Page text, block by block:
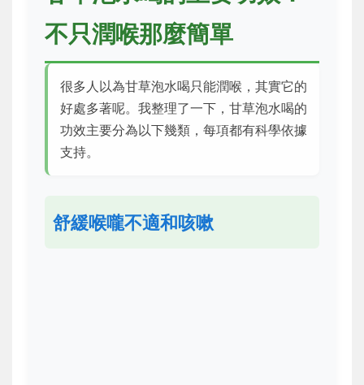
不只潤喉那麼簡單
很多人以為甘草泡水喝只能潤喉，其實它的
好處多著呢。我整理了一下，甘草泡水喝的
功效主要分為以下幾類，每項都有科學依據
支持。
舒緩喉嚨不適和咳嗽